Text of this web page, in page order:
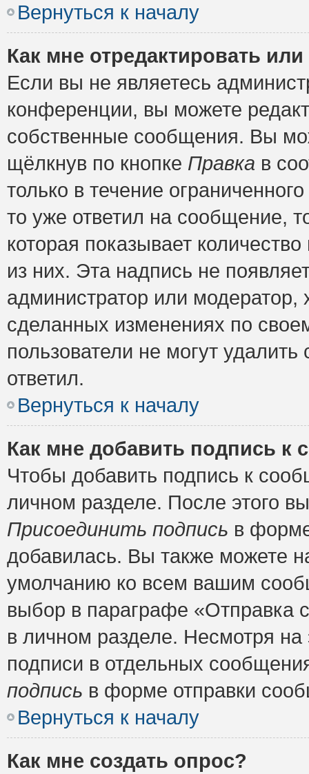
Вернуться к началу
Как мне отредактировать
Если вы не являетесь
конференции, вы можете
собственные сообщения. Вы
щёлкнув по кнопке Правка в
только в течение
то уже ответил на сообщение,
которая показывает
из них. Эта надпись не
администратор или модератор,
сделанных изменениях по
пользователи не могут
ответил.
Вернуться к началу
Как мне добавить подпись к
Чтобы добавить подпись к
личном разделе. После этого
Присоединить подпись в
добавилась. Вы также можете
умолчанию ко всем вашим
выбор в параграфе «Отправка
в личном разделе. Несмотря
подписи в отдельных
подпись в форме отправки
Вернуться к началу
Как мне создать опрос?